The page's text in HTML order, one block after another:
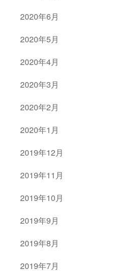
2020年6月
2020年5月
2020年4月
2020年3月
2020年2月
2020年1月
2019年12月
2019年11月
2019年10月
2019年9月
2019年8月
2019年7月